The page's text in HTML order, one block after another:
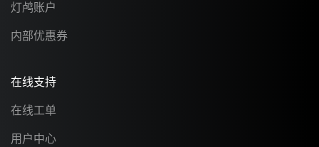
灯鸬账户
内部优惠券
在线支持
在线工单
用户中心